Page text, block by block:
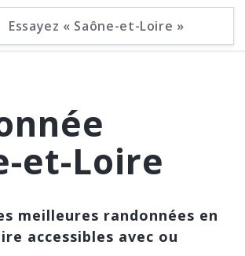
et-Loire
meilleures randonnées en
accessibles avec ou